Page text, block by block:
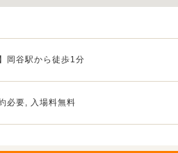
岡谷駅から徒歩1分
必要, 入場料無料